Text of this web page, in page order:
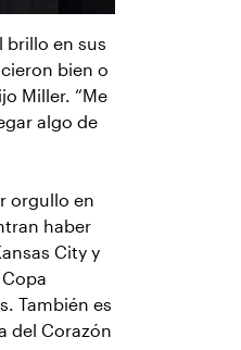
brillo en sus
bien o
Miller. “Me
algo de
orgullo en
haber
City y
También es
del Corazón